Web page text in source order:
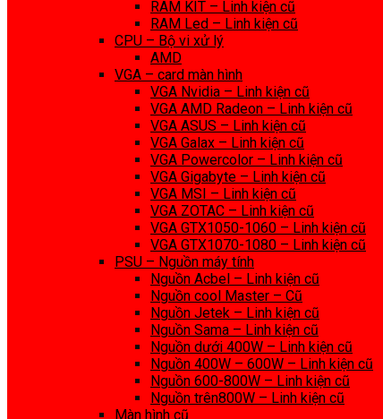
RAM KIT – Linh kiện cũ
RAM Led – Linh kiện cũ
CPU – Bộ vi xử lý
AMD
VGA – card màn hình
VGA Nvidia – Linh kiện cũ
VGA AMD Radeon – Linh kiện cũ
VGA ASUS – Linh kiện cũ
VGA Galax – Linh kiện cũ
VGA Powercolor – Linh kiện cũ
VGA Gigabyte – Linh kiện cũ
VGA MSI – Linh kiện cũ
VGA ZOTAC – Linh kiện cũ
VGA GTX1050-1060 – Linh kiện cũ
VGA GTX1070-1080 – Linh kiện cũ
PSU – Nguồn máy tính
Nguồn Acbel – Linh kiện cũ
Nguồn cool Master – Cũ
Nguồn Jetek – Linh kiện cũ
Nguồn Sama – Linh kiện cũ
Nguồn dưới 400W – Linh kiện cũ
Nguồn 400W – 600W – Linh kiện cũ
Nguồn 600-800W – Linh kiện cũ
Nguồn trên800W – Linh kiện cũ
Màn hình cũ